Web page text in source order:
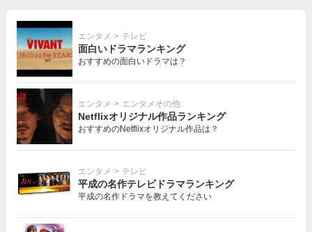
エンタメ > テレビ
面白いドラマランキング
おすすめの面白いドラマは？
エンタメ > エンタメその他
Netflixオリジナル作品ランキング
おすすめのNetflixオリジナル作品は？
エンタメ > テレビ
平成の名作テレビドラマランキング
平成の名作ドラマを教えてください